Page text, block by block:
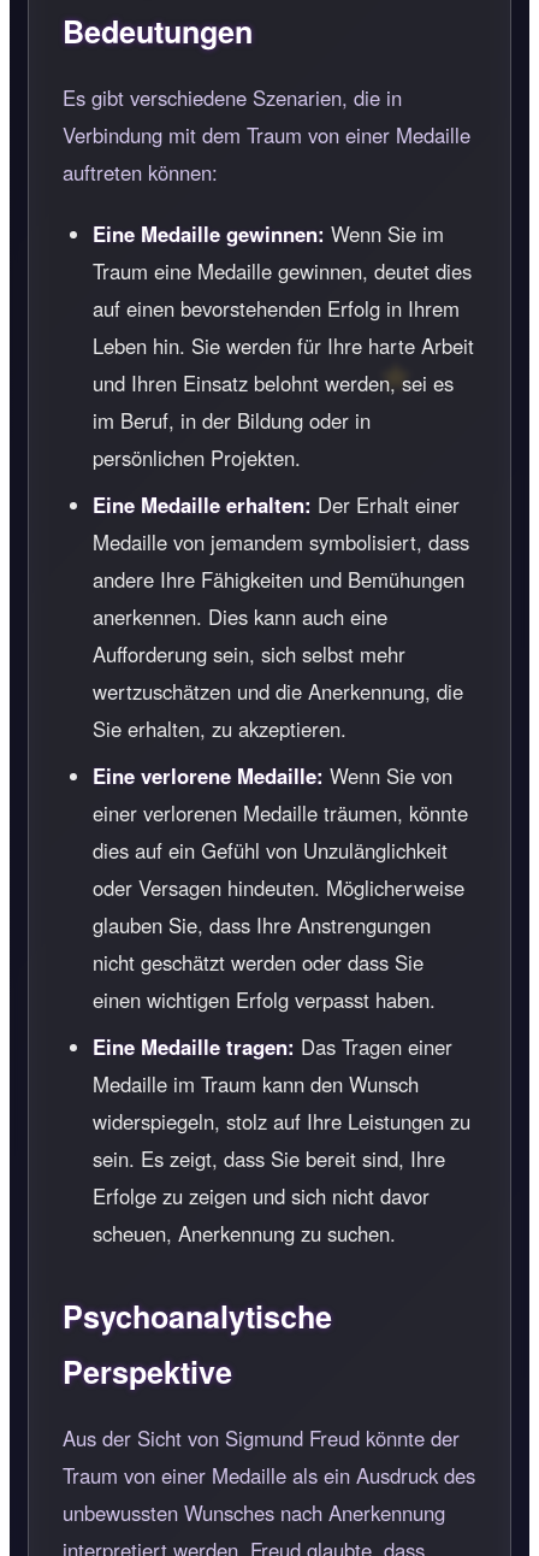
Bedeutungen
Es gibt verschiedene Szenarien, die in
Verbindung mit dem Traum von einer Medaille
auftreten können:
Eine Medaille gewinnen: Wenn Sie im
Traum eine Medaille gewinnen, deutet dies
auf einen bevorstehenden Erfolg in Ihrem
Leben hin. Sie werden für Ihre harte Arbeit
und Ihren Einsatz belohnt werden, sei es
im Beruf, in der Bildung oder in
persönlichen Projekten.
Eine Medaille erhalten: Der Erhalt einer
Medaille von jemandem symbolisiert, dass
andere Ihre Fähigkeiten und Bemühungen
anerkennen. Dies kann auch eine
Aufforderung sein, sich selbst mehr
wertzuschätzen und die Anerkennung, die
Sie erhalten, zu akzeptieren.
Eine verlorene Medaille: Wenn Sie von
einer verlorenen Medaille träumen, könnte
dies auf ein Gefühl von Unzulänglichkeit
oder Versagen hindeuten. Möglicherweise
glauben Sie, dass Ihre Anstrengungen
nicht geschätzt werden oder dass Sie
einen wichtigen Erfolg verpasst haben.
Eine Medaille tragen: Das Tragen einer
Medaille im Traum kann den Wunsch
widerspiegeln, stolz auf Ihre Leistungen zu
sein. Es zeigt, dass Sie bereit sind, Ihre
Erfolge zu zeigen und sich nicht davor
scheuen, Anerkennung zu suchen.
Psychoanalytische
Perspektive
Aus der Sicht von Sigmund Freud könnte der
Traum von einer Medaille als ein Ausdruck des
unbewussten Wunsches nach Anerkennung
interpretiert werden. Freud glaubte, dass